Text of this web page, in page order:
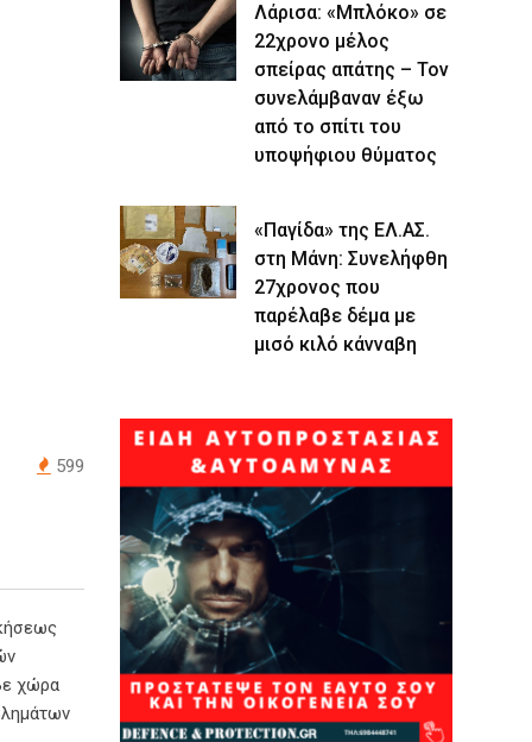
599
χώρα
Λάρισα: «Μπλόκο» σε
22χρονο μέλος
σπείρας απάτης – Τον
συνελάμβαναν έξω
από το σπίτι του
υποψήφιου θύματος
«Παγίδα» της ΕΛ.ΑΣ.
στη Μάνη: Συνελήφθη
27χρονος που
παρέλαβε δέμα με
μισό κιλό κάνναβη